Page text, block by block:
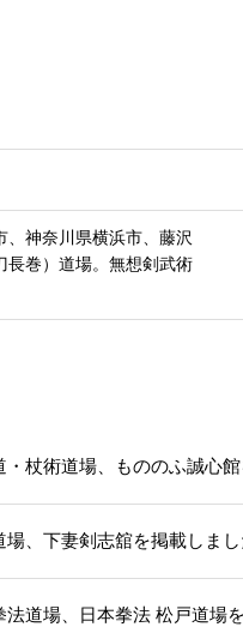
、神奈川県横浜市、藤沢
長巻）道場。無想剣武術
杖術道場、もののふ誠心館
、下妻剣志舘を掲載しまし
道場、日本拳法 松戸道場